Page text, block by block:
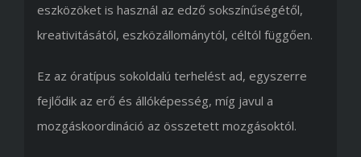
eszközöket is használ az edző sokszínűségétől,
kreativitásától, eszközállománytól, céltól függően.
Ez az óratípus sokoldalú terhelést ad, egyszerre
fejlődik az erő és állóképesség, míg javul a
mozgáskoordináció az összetett mozgásoktól.